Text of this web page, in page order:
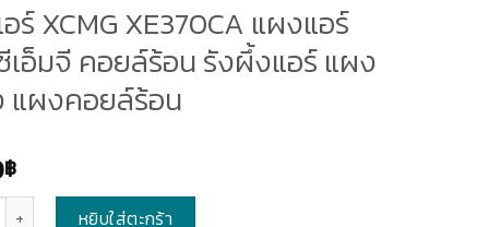
ร์ XCMG XE370CA แผงแอร์
เอ็มจี คอยล์ร้อน รังผึ้งแอร์ แผง
แผงคอยล์ร้อน
฿
หยิบใส่ตะกร้า